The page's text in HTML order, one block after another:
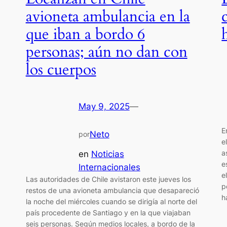
avioneta ambulancia en la
que iban a bordo 6
personas; aún no dan con
los cuerpos
May 9, 2025—
porNeto
en Noticias
Internacionales
Las autoridades de Chile avistaron este jueves los
restos de una avioneta ambulancia que desapareció
la noche del miércoles cuando se dirigía al norte del
país procedente de Santiago y en la que viajaban
seis personas. Según medios locales, a bordo de la